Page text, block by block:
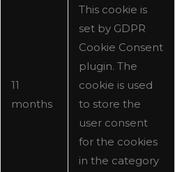
11
months
This cookie is
set by GDPR
Cookie Consent
plugin. The
cookie is used
to store the
user consent
for the cookies
in the category